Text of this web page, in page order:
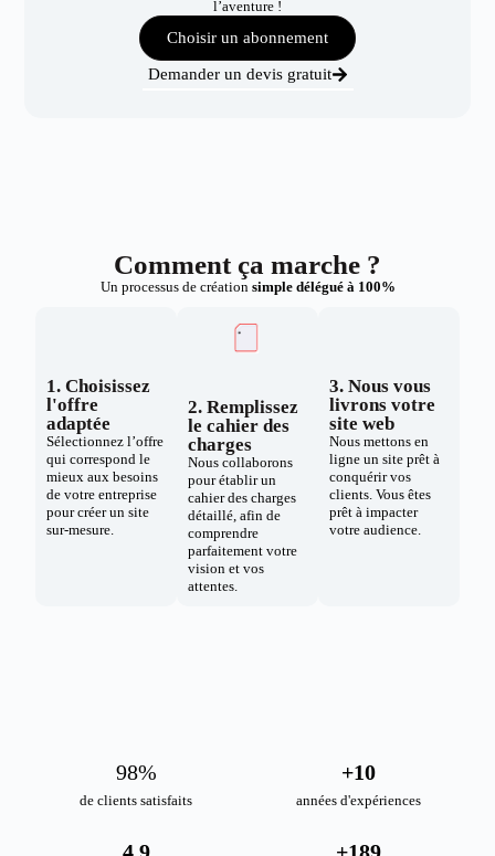
l’aventure !
Choisir un abonnement
Demander un devis gratuit
Comment ça marche ?
Un processus de création simple délégué à 100%
1. Choisissez
l'offre
adaptée
Sélectionnez l’offre
qui correspond le
mieux aux besoins
de votre entreprise
pour créer un site
sur-mesure.
2. Remplissez
le cahier des
charges
Nous collaborons
pour établir un
cahier des charges
détaillé, afin de
comprendre
parfaitement votre
vision et vos
attentes.
3. Nous vous
livrons votre
site web
Nous mettons en
ligne un site prêt à
conquérir vos
clients. Vous êtes
prêt à impacter
votre audience.
de clients satisfaits
98%
années d'expériences
+10